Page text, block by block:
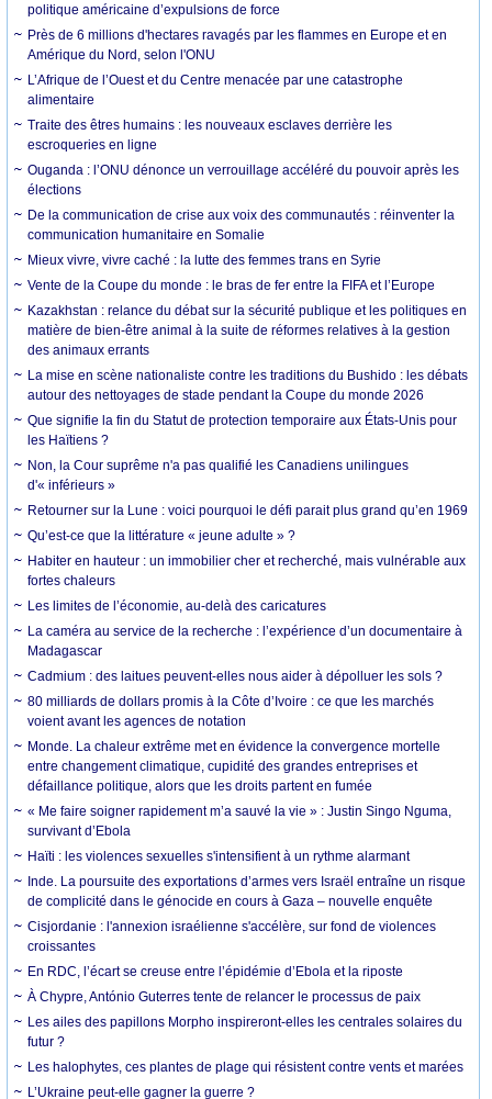
politique américaine d’expulsions de force
Près de 6 millions d'hectares ravagés par les flammes en Europe et en
Amérique du Nord, selon l'ONU
L’Afrique de l’Ouest et du Centre menacée par une catastrophe
alimentaire
Traite des êtres humains : les nouveaux esclaves derrière les
escroqueries en ligne
Ouganda : l’ONU dénonce un verrouillage accéléré du pouvoir après les
élections
De la communication de crise aux voix des communautés : réinventer la
communication humanitaire en Somalie
Mieux vivre, vivre caché : la lutte des femmes trans en Syrie
Vente de la Coupe du monde : le bras de fer entre la FIFA et l’Europe
Kazakhstan : relance du débat sur la sécurité publique et les politiques en
matière de bien-être animal à la suite de réformes relatives à la gestion
des animaux errants
La mise en scène nationaliste contre les traditions du Bushido : les débats
autour des nettoyages de stade pendant la Coupe du monde 2026
Que signifie la fin du Statut de protection temporaire aux États-Unis pour
les Haïtiens ?
Non, la Cour suprême n'a pas qualifié les Canadiens unilingues
d'« inférieurs »
Retourner sur la Lune : voici pourquoi le défi parait plus grand qu’en 1969
Qu’est-ce que la littérature « jeune adulte » ?
Habiter en hauteur : un immobilier cher et recherché, mais vulnérable aux
fortes chaleurs
Les limites de l’économie, au-delà des caricatures
La caméra au service de la recherche : l’expérience d’un documentaire à
Madagascar
Cadmium : des laitues peuvent-elles nous aider à dépolluer les sols ?
80 milliards de dollars promis à la Côte d’Ivoire : ce que les marchés
voient avant les agences de notation
Monde. La chaleur extrême met en évidence la convergence mortelle
entre changement climatique, cupidité des grandes entreprises et
défaillance politique, alors que les droits partent en fumée
« Me faire soigner rapidement m’a sauvé la vie » : Justin Singo Nguma,
survivant d’Ebola
Haïti : les violences sexuelles s'intensifient à un rythme alarmant
Inde. La poursuite des exportations d’armes vers Israël entraîne un risque
de complicité dans le génocide en cours à Gaza – nouvelle enquête
Cisjordanie : l'annexion israélienne s'accélère, sur fond de violences
croissantes
En RDC, l’écart se creuse entre l’épidémie d’Ebola et la riposte
À Chypre, António Guterres tente de relancer le processus de paix
Les ailes des papillons Morpho inspireront-elles les centrales solaires du
futur ?
Les halophytes, ces plantes de plage qui résistent contre vents et marées
L’Ukraine peut-elle gagner la guerre ?